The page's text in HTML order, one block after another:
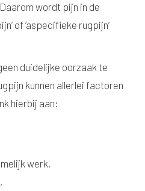
wordt pijn in de
of ‘aspecifieke rugpijn’
duidelijke oorzaak te
kunnen allerlei factoren
hierbij aan:
werk,